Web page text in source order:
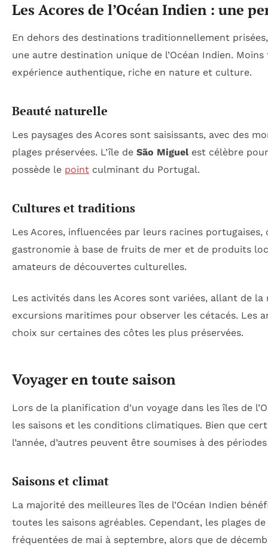
Les Acores de l’Océan Indien : une
En dehors des destinations traditionnellement
une autre destination unique de l’Océan Indien.
expérience authentique, riche en nature et culture.
Beauté naturelle
Les paysages des Acores sont saisissants, avec des
plages préservées. L’île de São Miguelest célèbre
possède le point culminant du Portugal.
Cultures et traditions
Les Acores, influencées par leurs racines
gastronomie à base de fruits de mer et de produits
amateurs de découvertes culturelles.
Les activités dans les Acores sont variées, allant de
excursions maritimes pour observer les cétacés. Les
choix sur certaines des côtes les plus préservées.
Voyager en toute saison
Lors de la planification d’un voyage dans les îles de
les saisons et les conditions climatiques. Bien que
l’année, d’autres peuvent être soumises à des
Saisons et climat
La majorité des meilleures îles de l’Océan Indien
toutes les saisons agréables. Cependant, les plages
fréquentées de mai à septembre, alors que de